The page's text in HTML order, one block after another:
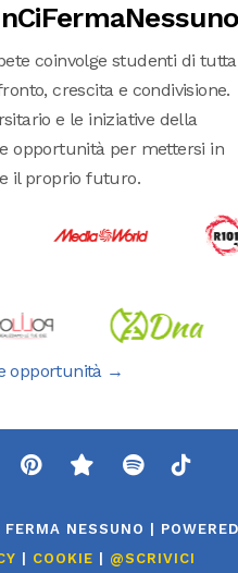
coinvolge studenti di tutta
crescita e condivisione.
e le iniziative della
opportunità per mettersi in
il proprio futuro.
opportunità →
NESSUNO | POWERED
COOKIE @SCRIVICI